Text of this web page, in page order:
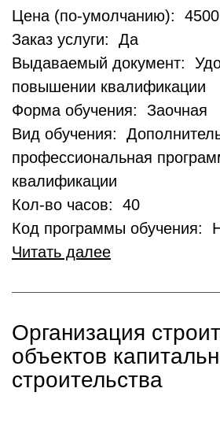
Цена (по-умолчанию): 4500
Заказ услуги: Да
Выдаваемый документ:
повышении квалификации
Форма обучения: Заочная
Вид обучения:
профессиональная
квалификации
Кол-во часов: 40
Код программы обучения:
Читать далее
Организация
объектов
строительства